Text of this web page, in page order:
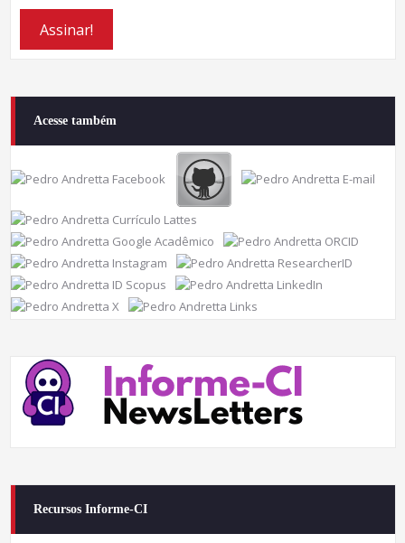
Acesse também
Recursos Informe-CI